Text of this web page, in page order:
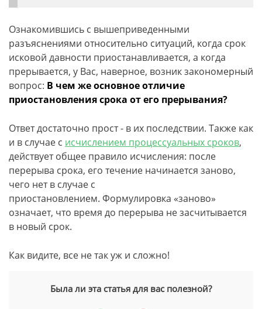
Ознакомившись с вышеприведенными
разъяснениями относительно ситуаций, когда срок
исковой давности приостанавливается, а когда
прерывается, у Вас, наверное, возник закономерный
вопрос: В чем же основное отличие
приостановления срока от его прерывания?
Ответ достаточно прост - в их последствии. Также как
и в случае с исчислением процессуальных сроков,
действует общее правило исчисления: после
перерыва срока, его течение начинается заново,
чего нет в случае с
приостановлением. Формулировка «заново»
означает, что время до перерыва не засчитывается
в новый срок.
Как видите, все не так уж и сложно!
Была ли эта статья для вас полезной?